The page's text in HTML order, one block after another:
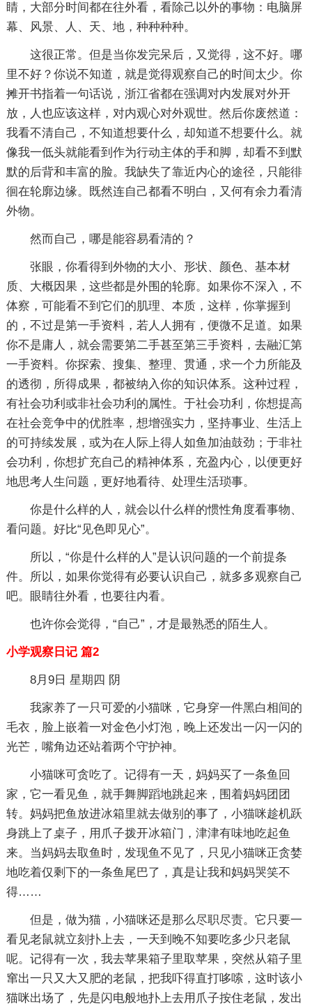
睛，大部分时间都在往外看，看除己以外的事物：电脑屏
幕、风景、人、天、地，种种种种。
这很正常。但是当你发完呆后，又觉得，这不好。哪
里不好？你说不知道，就是觉得观察自己的时间太少。你
摊开书指着一句话说，浙江省都在强调对内发展对外开
放，人也应该这样，对内观心对外观世。然后你废然道：
我看不清自己，不知道想要什么，却知道不想要什么。就
像我一低头就能看到作为行动主体的手和脚，却看不到默
默的后背和丰富的脸。我缺失了靠近内心的途径，只能徘
徊在轮廓边缘。既然连自己都看不明白，又何有余力看清
外物。
然而自己，哪是能容易看清的？
张眼，你看得到外物的大小、形状、颜色、基本材
质、大概因果，这些都是外围的轮廓。如果你不深入，不
体察，可能看不到它们的肌理、本质，这样，你掌握到
的，不过是第一手资料，若人人拥有，便微不足道。如果
你不是庸人，就会需要第二手甚至第三手资料，去融汇第
一手资料。你探索、搜集、整理、贯通，求一个力所能及
的透彻，所得成果，都被纳入你的知识体系。这种过程，
有社会功利或非社会功利的属性。于社会功利，你想提高
在社会竞争中的优胜率，想增强实力，坚持事业、生活上
的可持续发展，或为在人际上得人如鱼加油鼓劲；于非社
会功利，你想扩充自己的精神体系，充盈内心，以便更好
地思考人生问题，更好地看待、处理生活琐事。
你是什么样的人，就会以什么样的惯性角度看事物、
看问题。好比“见色即见心”。
所以，“你是什么样的人”是认识问题的一个前提条
件。所以，如果你觉得有必要认识自己，就多多观察自己
吧。眼睛往外看，也要往内看。
也许你会觉得，“自己”，才是最熟悉的陌生人。
小学观察日记 篇2
8月9日 星期四 阴
我家养了一只可爱的小猫咪，它身穿一件黑白相间的
毛衣，脸上嵌着一对金色小灯泡，晚上还发出一闪一闪的
光芒，嘴角边还站着两个守护神。
小猫咪可贪吃了。记得有一天，妈妈买了一条鱼回
家，它一看见鱼，就手舞脚蹈地跳起来，围着妈妈团团
转。妈妈把鱼放进冰箱里就去做别的事了，小猫咪趁机跃
身跳上了桌子，用爪子拨开冰箱门，津津有味地吃起鱼
来。当妈妈去取鱼时，发现鱼不见了，只见小猫咪正贪婪
地吃着仅剩下的一条鱼尾巴了，真是让我和妈妈哭笑不
得……
但是，做为猫，小猫咪还是那么尽职尽责。它只要一
看见老鼠就立刻扑上去，一天到晚不知要吃多少只老鼠
呢。记得有一次，我去苹果箱子里取苹果，突然从箱子里
窜出一只又大又肥的老鼠，把我吓得直打哆嗦，这时该小
猫咪出场了，先是闪电般地扑上去用爪子按住老鼠，发出